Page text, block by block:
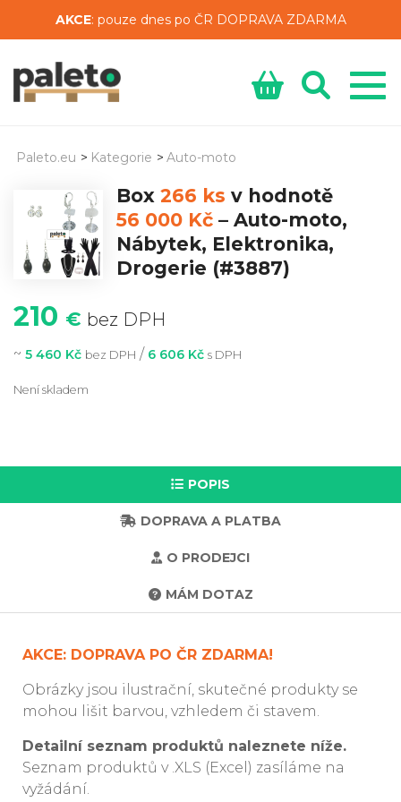
AKCE: pouze dnes po ČR DOPRAVA ZDARMA
Paleto.eu > Kategorie > Auto-moto
Box 266 ks v hodnotě
56 000 Kč – Auto-moto,
Nábytek, Elektronika,
Drogerie (#3887)
210 € bez DPH
~ 5 460 Kč bez DPH / 6 606 Kč s DPH
Není skladem
POPIS
DOPRAVA A PLATBA
O PRODEJCI
MÁM DOTAZ
AKCE: DOPRAVA PO ČR ZDARMA!
Obrázky jsou ilustrační, skutečné produkty se
mohou lišit barvou, vzhledem či stavem.
Detailní seznam produktů naleznete níže.
Seznam produktů v .XLS (Excel) zasíláme na
vyžádání.